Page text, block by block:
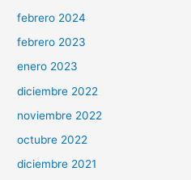
febrero 2024
febrero 2023
enero 2023
diciembre 2022
noviembre 2022
octubre 2022
diciembre 2021